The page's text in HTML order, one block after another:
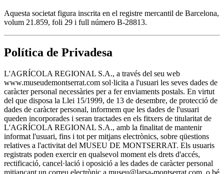
Aquesta societat figura inscrita en el registre mercantil de Barcelona,
volum 21.859, foli 29 i full número B-28813.
Política de Privadesa
L'AGRÍCOLA REGIONAL S.A., a través del seu web
www.museudemontserrat.com sol·licita a l'usuari les seves dades de
caràcter personal necessàries per a fer enviaments postals. En virtut
del que disposa la Llei 15/1999, de 13 de desembre, de protecció de
dades de caràcter personal, informem que les dades de l'usuari
queden incorporades i seran tractades en els fitxers de titularitat de
L'AGRÍCOLA REGIONAL S.A., amb la finalitat de mantenir
informat l'usuari, fins i tot per mitjans electrònics, sobre qüestions
relatives a l'activitat del MUSEU DE MONTSERRAT. Els usuaris
registrats poden exercir en qualsevol moment els drets d'accés,
rectificació, cancel·lació i oposició a les dades de caràcter personal
mitjançant un correu electrònic a museu@larsa-montserrat.com, o bé